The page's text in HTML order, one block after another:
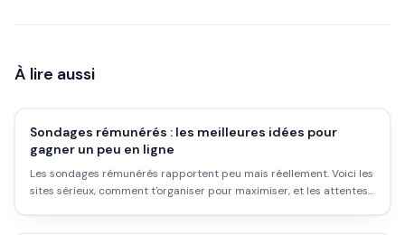
À lire aussi
Sondages rémunérés : les meilleures idées pour
gagner un peu en ligne
Les sondages rémunérés rapportent peu mais réellement. Voici les
sites sérieux, comment t'organiser pour maximiser, et les attentes